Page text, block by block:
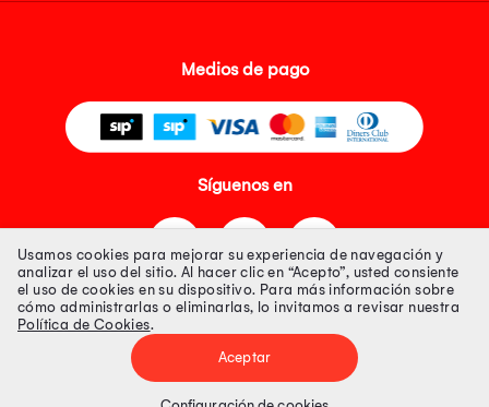
Medios de pago
Síguenos en
Tienda 100% Segura
Tiendas Peruanas S.A. R.U.C. Nº 20493020618. Todos los derechos
Usamos cookies para mejorar su experiencia de navegación y
analizar el uso del sitio. Al hacer clic en “Acepto”, usted consiente
el uso de cookies en su dispositivo. Para más información sobre
cómo administrarlas o eliminarlas, lo invitamos a revisar nuestra
Política de Cookies.
Aceptar